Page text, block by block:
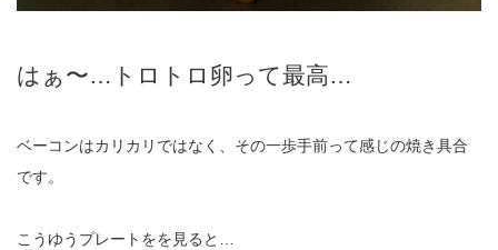
はぁ〜…トロトロ卵って最高…
ベーコンはカリカリではなく、その一歩手前って感じの焼き具合
です。
こうゆうプレートをを見ると…